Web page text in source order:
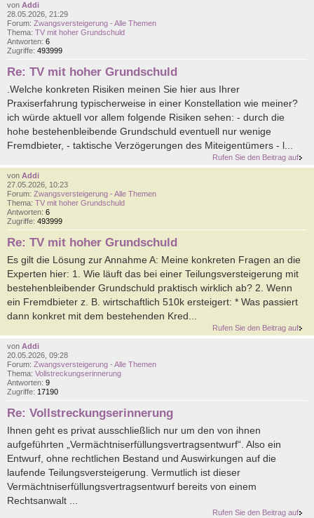
von Addi
28.05.2026, 21:29
Forum: Zwangsversteigerung - Alle Themen
Thema: TV mit hoher Grundschuld
Antworten: 6
Zugriffe: 493999
Re: TV mit hoher Grundschuld
.Welche konkreten Risiken meinen Sie hier aus Ihrer
Praxiserfahrung typischerweise in einer Konstellation wie meiner?
ich würde aktuell vor allem folgende Risiken sehen: - durch die
hohe bestehenbleibende Grundschuld eventuell nur wenige
Fremdbieter, - taktische Verzögerungen des Miteigentümers - l...
Rufen Sie den Beitrag auf
von Addi
27.05.2026, 10:23
Forum: Zwangsversteigerung - Alle Themen
Thema: TV mit hoher Grundschuld
Antworten: 6
Zugriffe: 493999
Re: TV mit hoher Grundschuld
Es gilt die Lösung zur Annahme A: Meine konkreten Fragen an die
Experten hier: 1. Wie läuft das bei einer Teilungsversteigerung mit
bestehenbleibender Grundschuld praktisch wirklich ab? 2. Wenn
ein Fremdbieter z. B. wirtschaftlich 510k ersteigert: * Was passiert
dann konkret mit dem bestehenden Kred...
Rufen Sie den Beitrag auf
von Addi
20.05.2026, 09:28
Forum: Zwangsversteigerung - Alle Themen
Thema: Vollstreckungserinnerung
Antworten: 9
Zugriffe: 17190
Re: Vollstreckungserinnerung
Ihnen geht es privat ausschließlich nur um den von ihnen
aufgeführten „Vermächtniserfüllungsvertragsentwurf“. Also ein
Entwurf, ohne rechtlichen Bestand und Auswirkungen auf die
laufende Teilungsversteigerung. Vermutlich ist dieser
Vermächtniserfüllungsvertragsentwurf bereits von einem
Rechtsanwalt ...
Rufen Sie den Beitrag auf